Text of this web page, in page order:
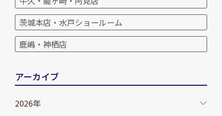
茨城本店・水戸ショールーム
鹿嶋・神栖店
アーカイブ
2026年